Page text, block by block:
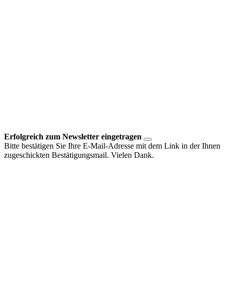
Erfolgreich zum Newsletter eingetragen
Bitte bestätigen Sie Ihre E-Mail-Adresse mit dem Link in der Ihnen
zugeschickten Bestätigungsmail. Vielen Dank.